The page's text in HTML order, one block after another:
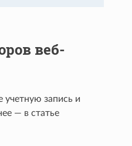
веб-
учетную запись и
— в статье